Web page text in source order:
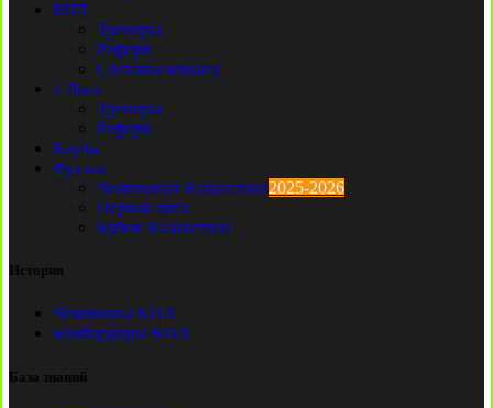
КПЛ
Тренеры
Рефери
Составы команд
1 Лига
Тренеры
Рефери
Клубы
Футзал
Чемпионат Казахстана2025-2026
Первая лига
Кубок Казахстана
История
Чемпионы КПЛ
Бомбардиры КПЛ
База знаний